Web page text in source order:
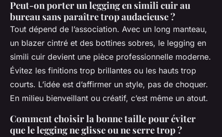
Peut-on porter un legging en simili cuir au
bureau sans paraître trop audacieuse ?
Tout dépend de l’association. Avec un long manteau,
un blazer cintré et des bottines sobres, le legging en
simili cuir devient une pièce professionnelle moderne.
Évitez les finitions trop brillantes ou les hauts trop
courts. L’idée est d’affirmer un style, pas de choquer.
En milieu bienveillant ou créatif, c’est même un atout.
Comment choisir la bonne taille pour éviter
que le legging ne glisse ou ne serre trop ?